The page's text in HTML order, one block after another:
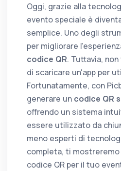
Oggi, grazie alla
evento speciale è
semplice. Uno degli
per migliorare
codice QR. Tuttavia,
di scaricare un'app per
Fortunatamente, con
generare un codice QR
offrendo un sistema
essere utilizzato da
meno esperti di
completa, ti
codice QR per il tuo